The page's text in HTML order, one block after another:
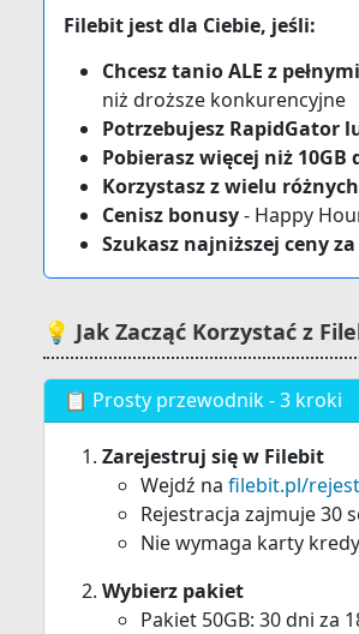
Filebit jest dla Ciebie, jeśli:
Chcesz tanio ALE z
niż droższe konkurencyjne
Potrzebujesz RapidGator
Pobierasz więcej niż 10GB
Korzystasz z wielu
Cenisz bonusy- Happy
Szukasz najniższej ceny za
💡 Jak Zacząć Korzystać z
📋 Prosty przewodnik - 3 kroki
Zarejestruj się w Filebit
Wejdź na filebit.pl/
Rejestracja zajmuje 30
Nie wymaga karty
Wybierz pakiet
Pakiet 50GB: 30 dni za